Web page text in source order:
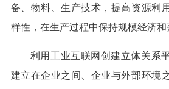
备、物料、生产技术，提高资源利
样性，在生产过程中保持规模经济和
利用工业互联网创建立体关系
建立在企业之间、企业与外部环境